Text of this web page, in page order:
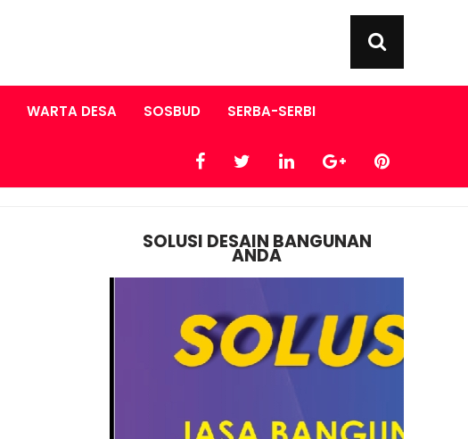
WARTA DESA SOSBUD SERBA-SERBI
SOLUSI DESAIN BANGUNAN
ANDA